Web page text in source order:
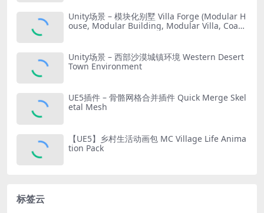
Unity场景 – 模块化别墅 Villa Forge (Modular H
ouse, Modular Building, Modular Villa, Coast
Unity场景 – 西部沙漠城镇环境 Western Desert
Town Environment
UE5插件 – 骨骼网格合并插件 Quick Merge Skel
etal Mesh
【UE5】乡村生活动画包 MC Village Life Anima
tion Pack
标签云